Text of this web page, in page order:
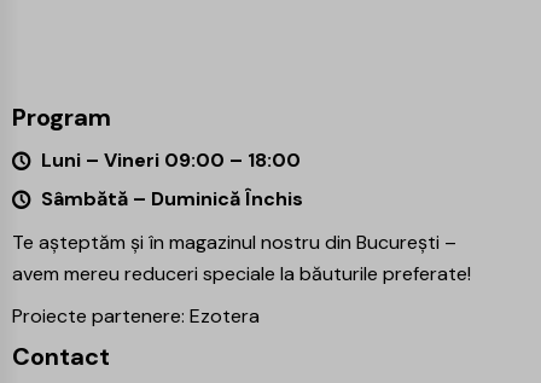
Program
Luni – Vineri 09:00 – 18:00
Sâmbătă – Duminică Închis
Te așteptăm și în magazinul nostru din București –
avem mereu reduceri speciale la băuturile preferate!
Proiecte partenere: Ezotera
Contact